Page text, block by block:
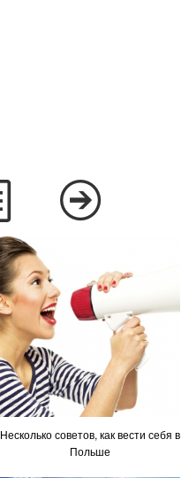
Несколько советов, как вести себя в
Польше